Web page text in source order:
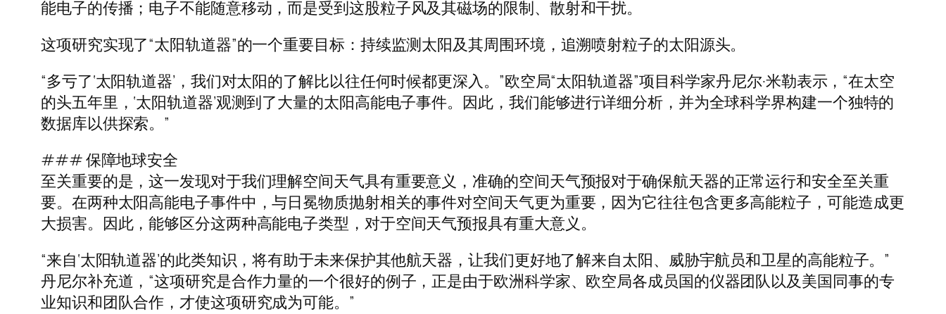
能电子的传播；电子不能随意移动，而是受到这股粒子风及其磁场的限制、散射和干扰。
这项研究实现了“太阳轨道器”的一个重要目标：持续监测太阳及其周围环境，追溯喷射粒子的太阳源头。
“多亏了‘太阳轨道器’，我们对太阳的了解比以往任何时候都更深入。”欧空局“太阳轨道器”项目科学家丹尼尔·米勒表示，“在太空
的头五年里，‘太阳轨道器’观测到了大量的太阳高能电子事件。因此，我们能够进行详细分析，并为全球科学界构建一个独特的
数据库以供探索。”
### 保障地球安全
至关重要的是，这一发现对于我们理解空间天气具有重要意义，准确的空间天气预报对于确保航天器的正常运行和安全至关重
要。在两种太阳高能电子事件中，与日冕物质抛射相关的事件对空间天气更为重要，因为它往往包含更多高能粒子，可能造成更
大损害。因此，能够区分这两种高能电子类型，对于空间天气预报具有重大意义。
“来自‘太阳轨道器’的此类知识，将有助于未来保护其他航天器，让我们更好地了解来自太阳、威胁宇航员和卫星的高能粒子。”
丹尼尔补充道，“这项研究是合作力量的一个很好的例子，正是由于欧洲科学家、欧空局各成员国的仪器团队以及美国同事的专
业知识和团队合作，才使这项研究成为可能。”